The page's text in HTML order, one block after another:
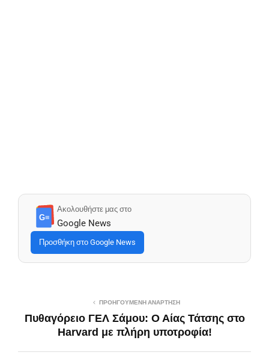
G≡
Ακολουθήστε μας στο
Google News
Προσθήκη στο Google News
ΠΡΟΗΓΟΎΜΕΝΗ ΑΝΆΡΤΗΣΗ
Πυθαγόρειο ΓΕΛ Σάμου: Ο Αίας Τάτσης στο
Harvard με πλήρη υποτροφία!